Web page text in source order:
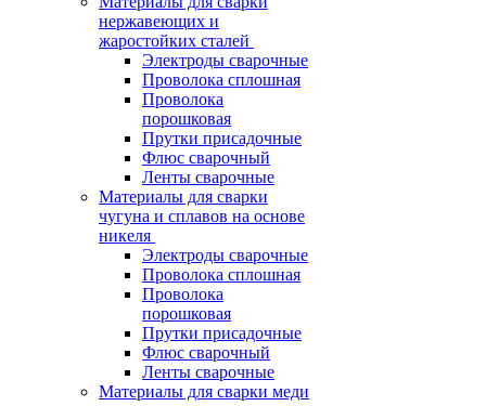
нержавеющих и
жаростойких сталей
Электроды сварочные
Проволока сплошная
Проволока
порошковая
Прутки присадочные
Флюс сварочный
Ленты сварочные
Материалы для сварки
чугуна и сплавов на основе
никеля
Электроды сварочные
Проволока сплошная
Проволока
порошковая
Прутки присадочные
Флюс сварочный
Ленты сварочные
Материалы для сварки меди